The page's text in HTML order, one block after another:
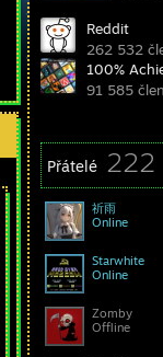
Reddit
262 532
100%
91 585
Přátelé 222
祈雨
Online
Starwhite
Online
Zomby
Offline